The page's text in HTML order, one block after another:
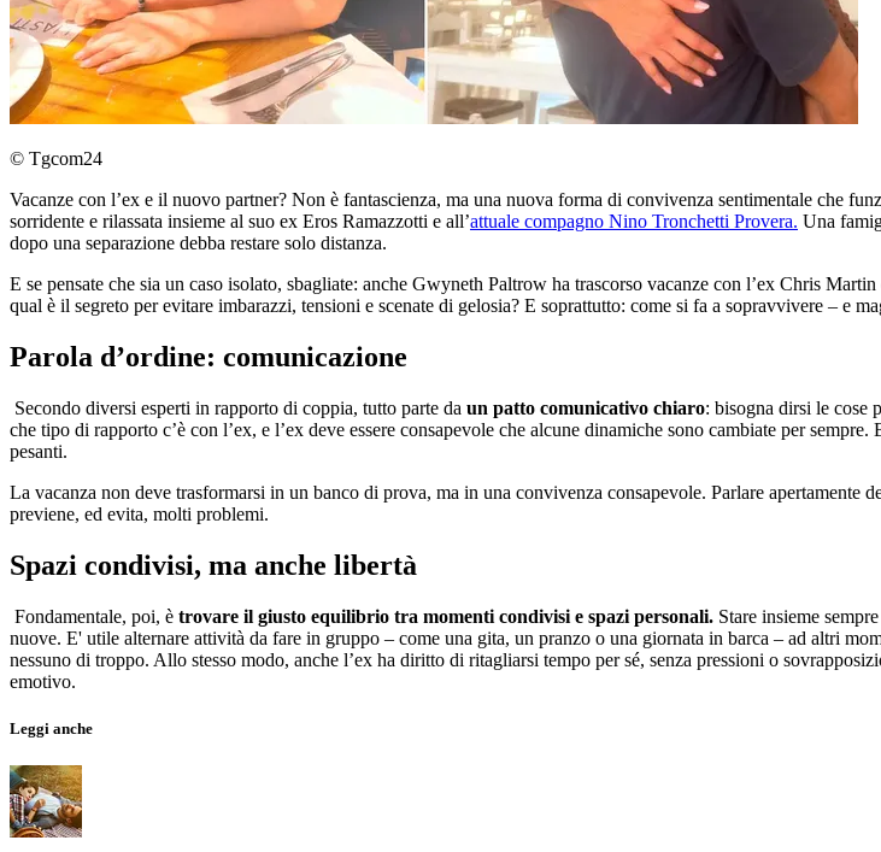
© Tgcom24
Vacanze con l’ex e il nuovo partner? Non è fantascienza, ma una nuova forma di convivenza sentimentale che
sorridente e rilassata insieme al suo ex Eros Ramazzotti e all’attuale compagno Nino Tronchetti Provera. Una
dopo una separazione debba restare solo distanza.
E se pensate che sia un caso isolato, sbagliate: anche Gwyneth Paltrow ha trascorso vacanze con l’ex Chris
qual è il segreto per evitare imbarazzi, tensioni e scenate di gelosia? E soprattutto: come si fa a sopravvivere – e
Parola d’ordine: comunicazione
Secondo diversi esperti in rapporto di coppia, tutto parte da un patto comunicativo chiaro: bisogna dirsi le cose
che tipo di rapporto c’è con l’ex, e l’ex deve essere consapevole che alcune dinamiche sono cambiate per
pesanti.
La vacanza non deve trasformarsi in un banco di prova, ma in una convivenza consapevole. Parlare
previene, ed evita, molti problemi.
Spazi condivisi, ma anche libertà
Fondamentale, poi, è trovare il giusto equilibrio tra momenti condivisi e spazi personali. Stare insieme
nuove. E' utile alternare attività da fare in gruppo – come una gita, un pranzo o una giornata in barca – ad altri
nessuno di troppo. Allo stesso modo, anche l’ex ha diritto di ritagliarsi tempo per sé, senza pressioni o
emotivo.
Leggi anche